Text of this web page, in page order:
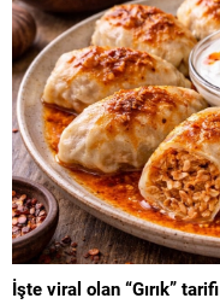
İşte viral olan “Gırık” tarifi